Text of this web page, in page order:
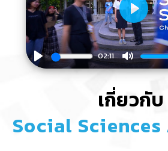
Play
02:11
Mute
Play
เกี่ยวกับ
Social